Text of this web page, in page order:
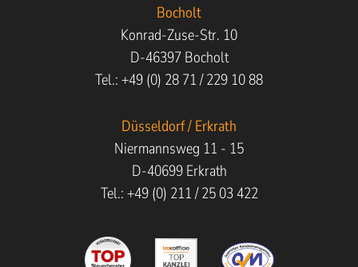
Bocholt
Konrad-Zuse-Str. 10
D-46397 Bocholt
Tel.: +49 (0) 28 71 / 229 10 88
Düsseldorf / Erkrath
Niermannsweg 11 - 15
D-40699 Erkrath
Tel.: +49 (0) 211 / 25 03 422